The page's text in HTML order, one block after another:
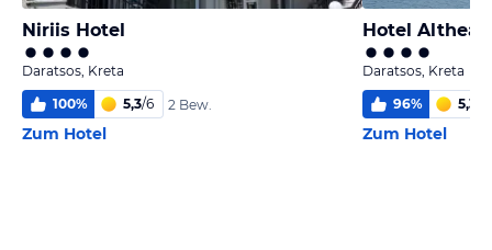
Niriis Hotel
Daratsos, Kreta
100% 5,3/6 2 Bew.
Zum Hotel
Hotel Althea
Daratsos, Kreta
96% 5,3
Zum Hotel